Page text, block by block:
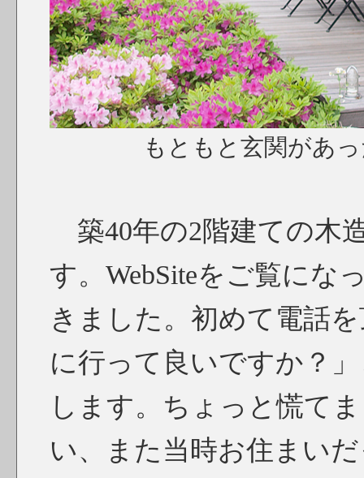
もともと玄関が
築40年の2階建ての木
す。WebSiteをご覧にな
きました。初めて電話
に行って良いですか？
します。ちょっと慌て
い、また当時お住まい